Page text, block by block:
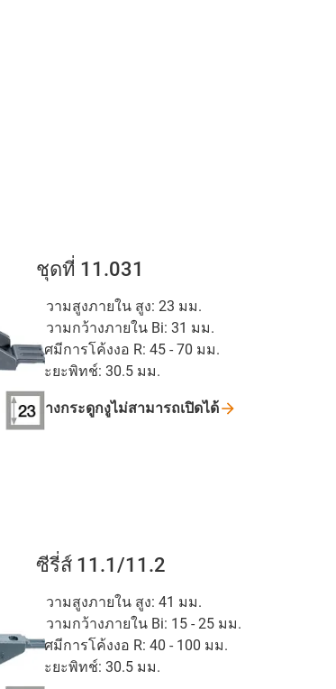
ชุดที่ 11.031
ความสูงภายใน สูง: 23 มม.
ความกว้างภายใน Bi: 31 มม.
รัศมีการโค้งงอ R: 45 - 70 มม.
ระยะพิทช์: 30.5 มม.
รางกระดูกงูไม่สามารถเปิดได้
ซีรี่ส์ 11.1/11.2
ความสูงภายใน สูง: 41 มม.
ความกว้างภายใน Bi: 15 - 25 มม.
รัศมีการโค้งงอ R: 40 - 100 มม.
ระยะพิทช์: 30.5 มม.